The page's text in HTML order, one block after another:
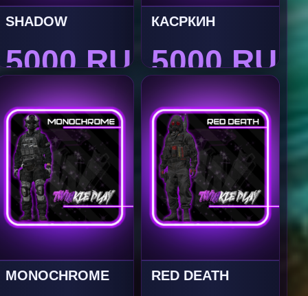
SHADOW
5000 RUB
КАСРКИН
5000 RUB
MONOCHROME RED DEATH